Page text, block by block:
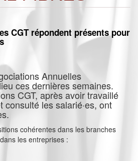
CGT répondent présents pour
Annuelles
ces dernières semaines.
CGT, après avoir travaillé
consulté les salarié·es, ont
cohérentes dans les branches
les entreprises :